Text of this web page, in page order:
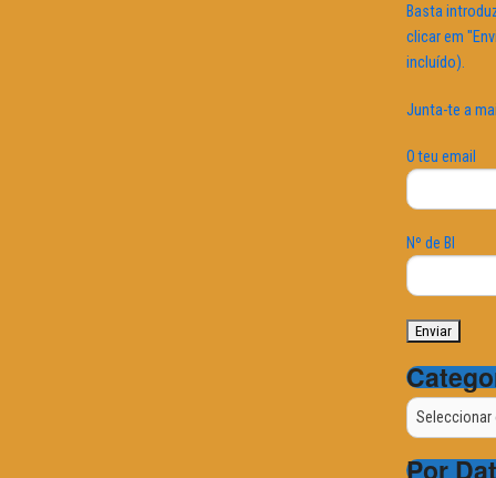
Basta
clicar em
incluído).
Junta-te a
O teu email
Nº de BI
Categorias
Por